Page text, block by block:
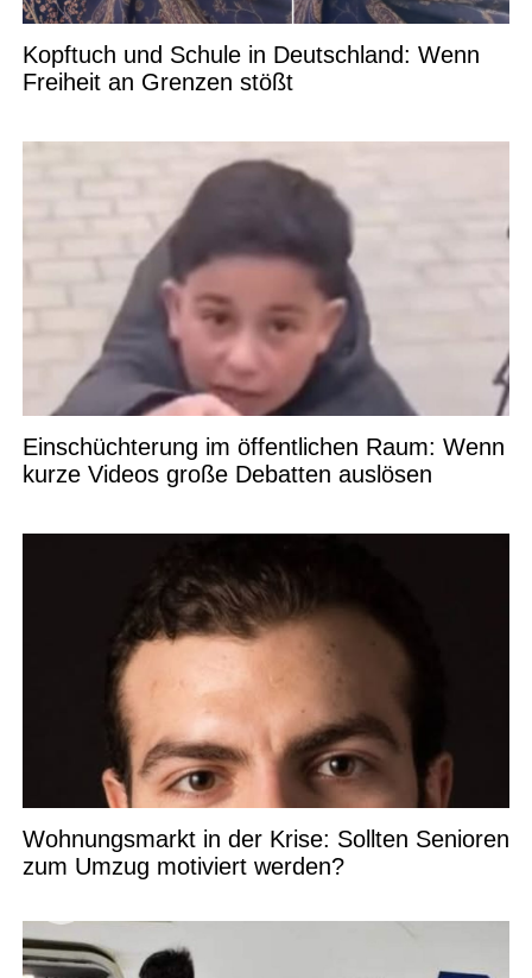
Kopftuch und Schule in Deutschland: Wenn
Freiheit an Grenzen stößt
Einschüchterung im öffentlichen Raum: Wenn
kurze Videos große Debatten auslösen
Wohnungsmarkt in der Krise: Sollten Senioren
zum Umzug motiviert werden?